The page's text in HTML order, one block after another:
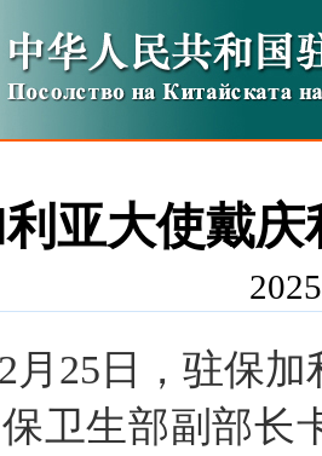
亚大使戴
月25日，驻保
卫生部副部长